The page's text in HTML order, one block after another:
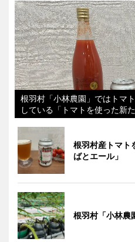
根羽村「小林農園」ではトマ
している「トマトを使った新
根羽村産トマト
ばとエール」
根羽村「小林農